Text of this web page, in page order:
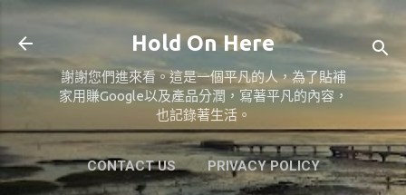
跳到主要內容
Hold On Here
謝謝您們進來看。這是一個平凡的人，為了貼補
家用賺Google以及產品分潤，寫著平凡的內容，
也記錄著生活。
CONTACT US PRIVACY POLICY